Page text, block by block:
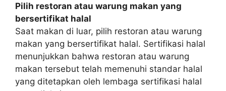
Pilih restoran atau warung makan yang
bersertifikat halal
Saat makan di luar, pilih restoran atau warung
makan yang bersertifikat halal. Sertifikasi halal
menunjukkan bahwa restoran atau warung
makan tersebut telah memenuhi standar halal
yang ditetapkan oleh lembaga sertifikasi halal